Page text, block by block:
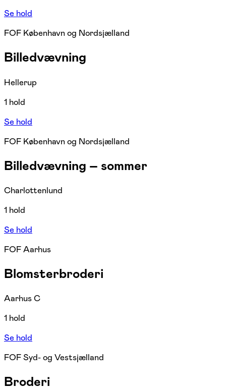
Se hold
FOF København og Nordsjælland
Billedvævning
Hellerup
1 hold
Se hold
FOF København og Nordsjælland
Billedvævning – sommer
Charlottenlund
1 hold
Se hold
FOF Aarhus
Blomsterbroderi
Aarhus C
1 hold
Se hold
FOF Syd- og Vestsjælland
Broderi